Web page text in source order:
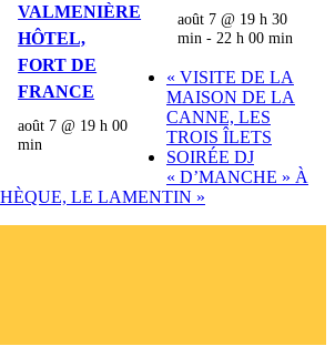
VALMENIÈRE
HÔTEL,
FORT DE
FRANCE
août 7 @ 19 h 00
min
août 7 @ 19 h 30
min - 22 h 00 min
« VISITE DE LA
MAISON DE LA
CANNE, LES
TROIS ÎLETS
SOIRÉE DJ
« D’MANCHE » À
LE LAMENTIN »